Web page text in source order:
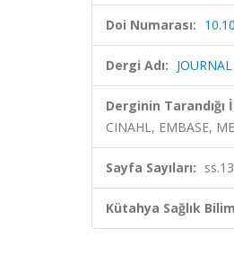
Doi Numarası:
Dergi Adı:
Derginin Tarandığı
CINAHL, EMBASE,
Sayfa Sayıları:
Kütahya Sağlık